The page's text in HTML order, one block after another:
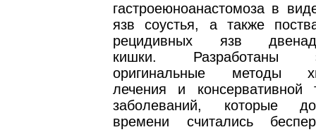
гастроеюноанастомоза в
язв соустья, а также
рецидивных язв
кишки. Разработаны
оригинальные методы
лечения и консервативной
заболеваний, которые
времени считались